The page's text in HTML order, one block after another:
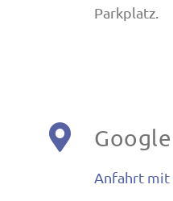
Parkplatz.
Anfahrt mit